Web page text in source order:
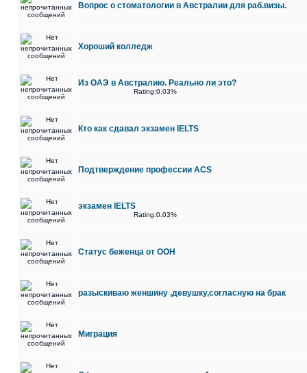
Вопрос о стоматологии в Австралии для раб.визы.
Хороший колледж
Из ОАЭ в Австралию. Реально ли это?
Rating:0.03%
Кто как сдавал экзамен IELTS
Подтверждение профессии ACS
экзамен IELTS
Rating:0.03%
Статус беженца от ООН
разыскиваю женшину ,девушку,согласную на брак
Миграция